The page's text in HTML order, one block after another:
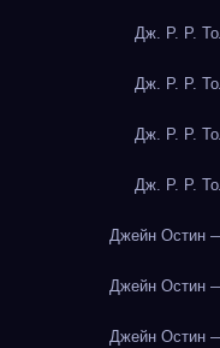
Дж. Р. Р.
Дж. Р. Р.
Дж. Р. Р.
Дж. Р. Р.
Джейн Остин
Джейн Остин
Джейн Остин